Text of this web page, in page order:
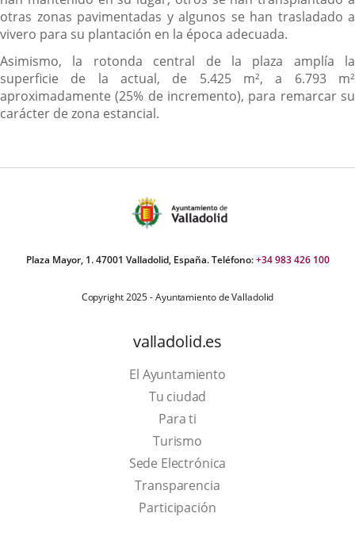
otras zonas pavimentadas y algunos se han trasladado a
vivero para su plantación en la época adecuada.
Asimismo, la rotonda central de la plaza amplía la
superficie de la actual, de 5.425 m², a 6.793 m²
aproximadamente (25% de incremento), para remarcar su
carácter de zona estancial.
Plaza Mayor, 1. 47001 Valladolid, España. Teléfono:+34 983 426 100
Copyright 2025 - Ayuntamiento de Valladolid
valladolid.es
El Ayuntamiento
Tu ciudad
Para ti
TurismoThis
link
will
open
Sede Electrónica
Transparencia
Participación